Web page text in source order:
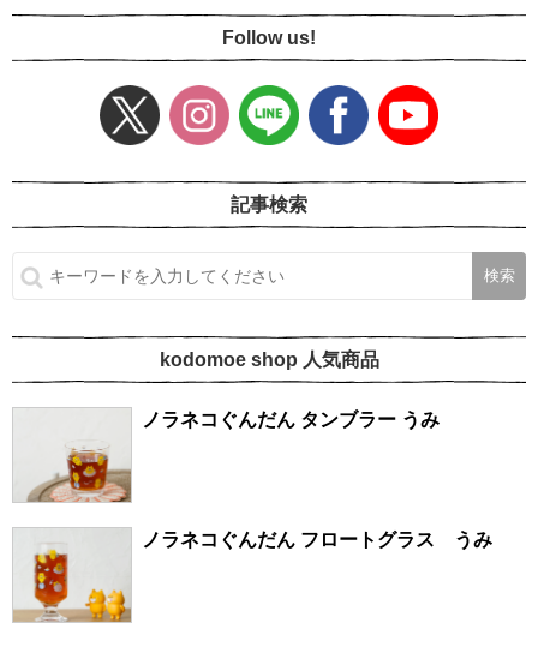
Follow us!
記事検索
kodomoe shop 人気商品
ノラネコぐんだん タンブラー うみ
ノラネコぐんだん フロートグラス うみ